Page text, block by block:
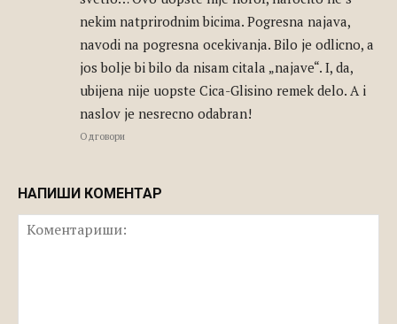
nekim natprirodnim bicima. Pogresna najava,
navodi na pogresna ocekivanja. Bilo je odlicno, a
jos bolje bi bilo da nisam citala „najave“. I, da,
ubijena nije uopste Cica-Glisino remek delo. A i
naslov je nesrecno odabran!
Одговори
НАПИШИ КОМЕНТАР